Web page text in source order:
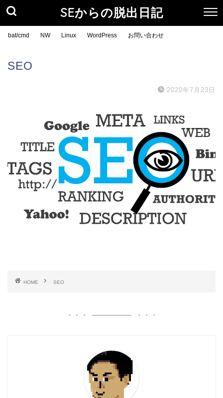
SEからの脱出日記
bat/cmd NW Linux WordPress お問い合わせ
SEO
2020年7月23日
HOME SEO